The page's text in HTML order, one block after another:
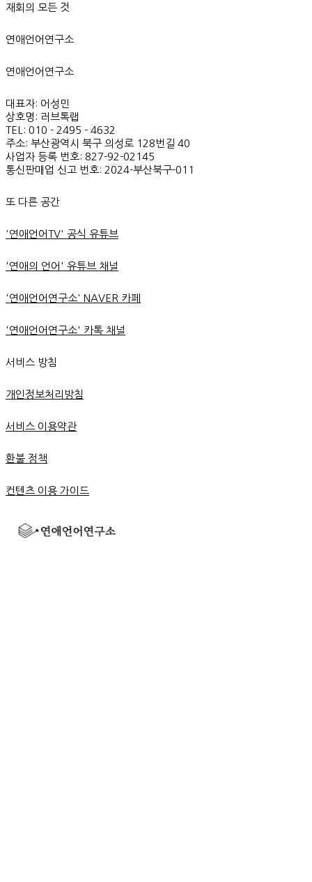
재회의 모든 것
연애언어연구소
연애언어연구소
대표자: 어성민
상호명: 러브톡랩
TEL: 010 - 2495 - 4632
주소: 부산광역시 북구 의성로 128번길 40
사업자 등록 번호: 827-92-02145
통신판매업 신고 번호: 2024-부산북구-011
또 다른 공간
'연애언어TV' 공식 유튜브
'연애의 언어' 유튜브 채널
'연애언어연구소' NAVER 카페
'연애언어연구소' 카톡 채널
서비스 방침
개인정보처리방침
서비스 이용약관
환불 정책
컨텐츠 이용 가이드